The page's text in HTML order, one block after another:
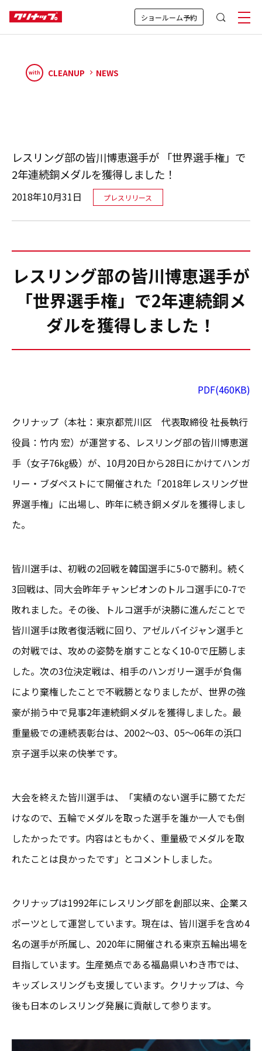
ショールーム予約
with CLEANUP NEWS
レスリング部の皆川博恵選手が 「世界選手権」で
2年連続銅メダルを獲得しました！
2018年10月31日 プレスリリース
レスリング部の皆川博恵選手が
「世界選手権」で2年連続銅メ
ダルを獲得しました！
PDF(460KB)
クリナップ（本社：東京都荒川区 代表取締役 社長執行
役員：竹内 宏）が運営する、レスリング部の皆川博恵選
手（女子76㎏級）が、10月20日から28日にかけてハンガ
リー・ブダペストにて開催された「2018年レスリング世
界選手権」に出場し、昨年に続き銅メダルを獲得しまし
た。
皆川選手は、初戦の2回戦を韓国選手に5-0で勝利。続く
3回戦は、同大会昨年チャンピオンのトルコ選手に0-7で
敗れました。その後、トルコ選手が決勝に進んだことで
皆川選手は敗者復活戦に回り、アゼルバイジャン選手と
の対戦では、攻めの姿勢を崩すことなく10-0で圧勝しま
した。次の3位決定戦は、相手のハンガリー選手が負傷
により棄権したことで不戦勝となりましたが、世界の強
豪が揃う中で見事2年連続銅メダルを獲得しました。最
重量級での連続表彰台は、2002～03、05～06年の浜口
京子選手以来の快挙です。
大会を終えた皆川選手は、「実績のない選手に勝てただ
けなので、五輪でメダルを取った選手を誰か一人でも倒
したかったです。内容はともかく、重量級でメダルを取
れたことは良かったです」とコメントしました。
クリナップは1992年にレスリング部を創部以来、企業ス
ポーツとして運営しています。現在は、皆川選手を含め4
名の選手が所属し、2020年に開催される東京五輪出場を
目指しています。生産拠点である福島県いわき市では、
キッズレスリングも支援しています。クリナップは、今
後も日本のレスリング発展に貢献して参ります。